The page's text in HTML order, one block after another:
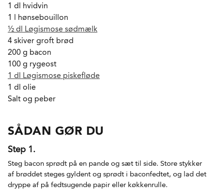
1 dl hvidvin
1 l hønsebouillon
½ dl Løgismose sødmælk
4 skiver groft brød
200 g bacon
100 g rygeost
1 dl Løgismose piskefløde
1 dl olie
Salt og peber
SÅDAN GØR DU
Step 1.
Steg bacon sprødt på en pande og sæt til side. Store stykker
af brøddet steges gyldent og sprødt i baconfedtet, og lad det
dryppe af på fedtsugende papir eller køkkenrulle.